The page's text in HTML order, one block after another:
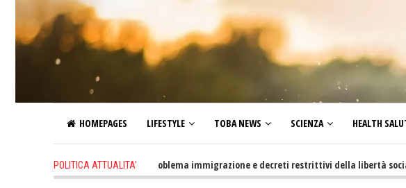
HOMEPAGES LIFESTYLE TOBA NEWS SCIENZA HEALTH
POLITICA ATTUALITA'
2 days ago - Altro che problema immigrazione e decreti restrittivi della libertà sociale